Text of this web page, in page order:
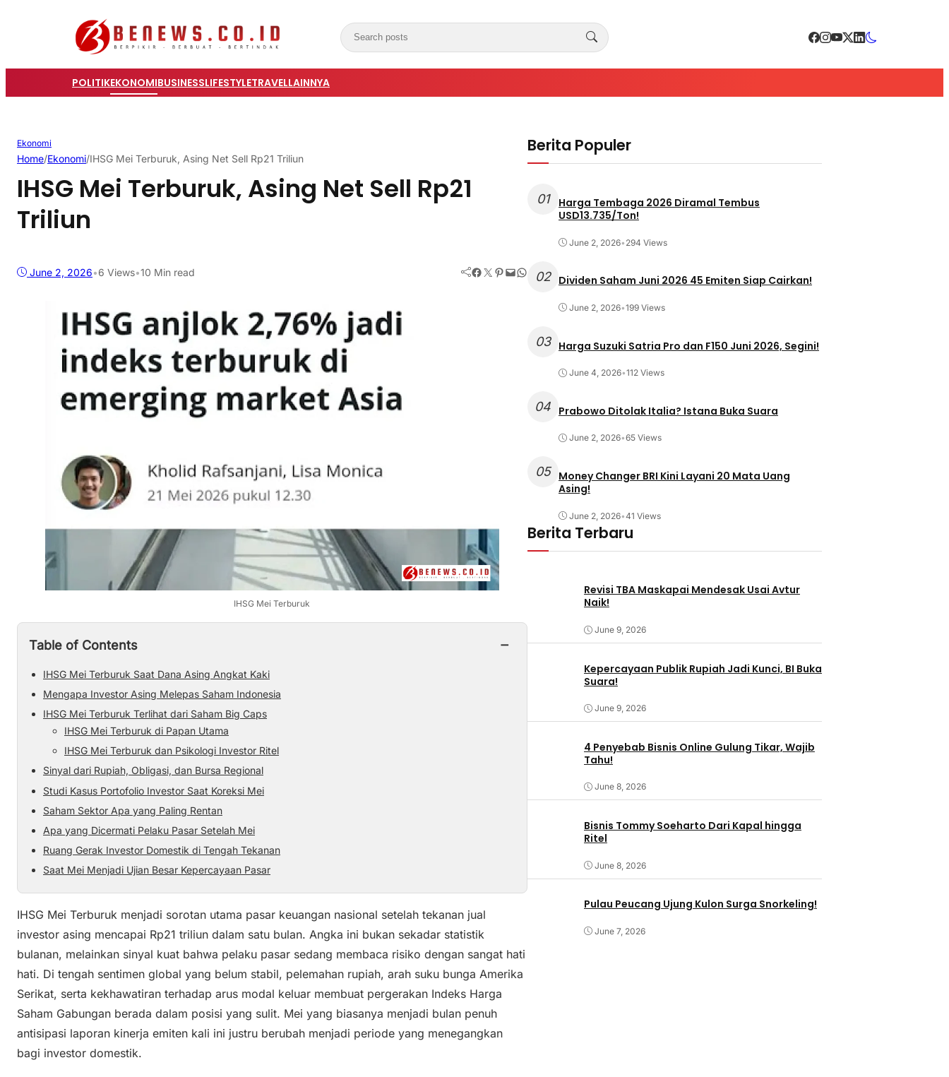
POLITIKEKONOMIBUSINESSLIFESTYLETRAVELLAINNYA
Ekonomi
Home/Ekonomi/IHSG Mei Terburuk, Asing Net Sell Rp21 Triliun
IHSG Mei Terburuk, Asing Net Sell Rp21
Triliun
June 2, 2026•6 Views•10 Min read Facebook Twitter Pinterest Mail WhatsApp
IHSG Mei Terburuk
Table of Contents −
IHSG Mei Terburuk Saat Dana Asing Angkat Kaki
Mengapa Investor Asing Melepas Saham Indonesia
IHSG Mei Terburuk Terlihat dari Saham Big Caps
IHSG Mei Terburuk di Papan Utama
IHSG Mei Terburuk dan Psikologi Investor Ritel
Sinyal dari Rupiah, Obligasi, dan Bursa Regional
Studi Kasus Portofolio Investor Saat Koreksi Mei
Saham Sektor Apa yang Paling Rentan
Apa yang Dicermati Pelaku Pasar Setelah Mei
Ruang Gerak Investor Domestik di Tengah Tekanan
Saat Mei Menjadi Ujian Besar Kepercayaan Pasar
IHSG Mei Terburuk menjadi sorotan utama pasar keuangan nasional setelah tekanan jual
investor asing mencapai Rp21 triliun dalam satu bulan. Angka ini bukan sekadar statistik
bulanan, melainkan sinyal kuat bahwa pelaku pasar sedang membaca risiko dengan sangat hati
hati. Di tengah sentimen global yang belum stabil, pelemahan rupiah, arah suku bunga Amerika
Serikat, serta kekhawatiran terhadap arus modal keluar membuat pergerakan Indeks Harga
Saham Gabungan berada dalam posisi yang sulit. Mei yang biasanya menjadi bulan penuh
antisipasi laporan kinerja emiten kali ini justru berubah menjadi periode yang menegangkan
bagi investor domestik.
Berita Populer
01
Harga Tembaga 2026 Diramal Tembus
USD13.735/Ton!
June 2, 2026• 294 Views
02 Dividen Saham Juni 2026 45 Emiten Siap Cairkan!
June 2, 2026•199 Views
03 Harga Suzuki Satria Pro dan F150 Juni 2026, Segini!
June 4, 2026•112 Views
04 Prabowo Ditolak Italia? Istana Buka Suara
June 2, 2026•65 Views
05
Money Changer BRI Kini Layani 20 Mata Uang
Asing!
June 2, 2026•41 Views
Berita Terbaru
Revisi TBA Maskapai Mendesak Usai Avtur
Naik!
June 9, 2026
Kepercayaan Publik Rupiah Jadi Kunci, BI Buka
Suara!
June 9, 2026
4 Penyebab Bisnis Online Gulung Tikar, Wajib
Tahu!
June 8, 2026
Bisnis Tommy Soeharto Dari Kapal hingga
Ritel
June 8, 2026
Pulau Peucang Ujung Kulon Surga Snorkeling!
June 7, 2026